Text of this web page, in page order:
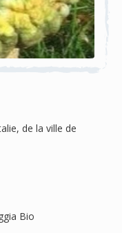
de la ville de
Bio